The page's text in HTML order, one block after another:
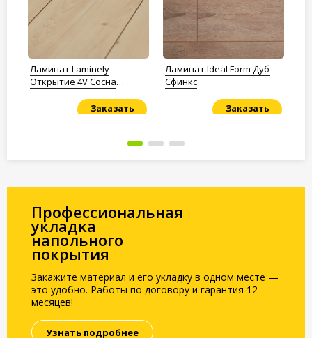
Ламинат Laminely
Открытие 4V Сосна
Заказать
Ламинат Ideal Form Дуб
Сфинкс
Заказать
Профессиональная
укладка
напольного
покрытия
Закажите материал и его укладку в одном месте —
это удобно. Работы по договору и гарантия 12
месяцев!
Узнать подробнее